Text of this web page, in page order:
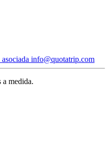
info@quotatrip.com
medida.